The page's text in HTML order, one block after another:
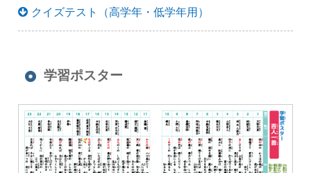
クイズテスト（高学年・低学年用）
学習ポスター